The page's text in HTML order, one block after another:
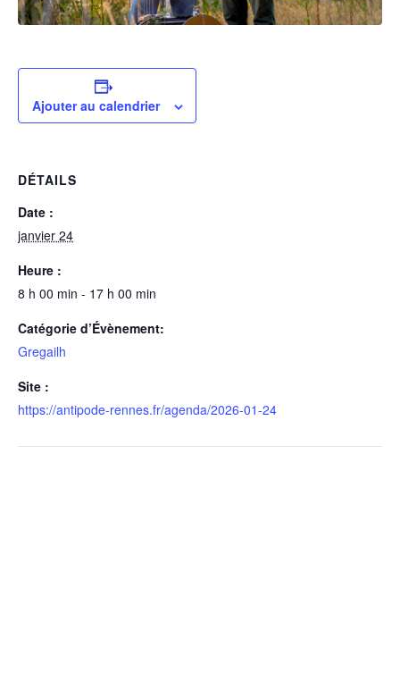
Ajouter au calendrier
DÉTAILS
Date :
janvier 24
Heure :
8 h 00 min - 17 h 00 min
Catégorie d’Évènement:
Gregailh
Site :
https://antipode-rennes.fr/agenda/2026-01-24